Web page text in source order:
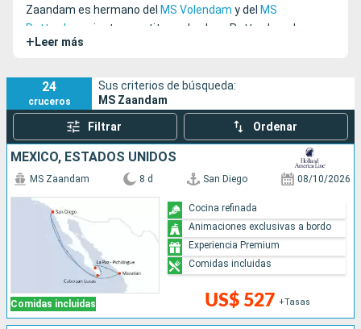
Zaandam es hermano del MS Volendam y del MS
Rotterdam
y junto constituyen la clase Rotterdam de
lanaviera Holland America Line
+ Leer más
24
cruceros
Sus criterios de búsqueda:
MS Zaandam
Filtrar Ordenar
MÉXICO, ESTADOS UNIDOS
Comidas incluidas
MS Zaandam 8 d San Diego 08/10/2026
US$ 527 +Tasas
Cocina refinada
Animaciones exclusivas a bordo
Experiencia Premium
Comidas incluidas